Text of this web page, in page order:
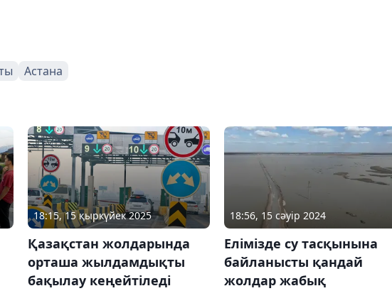
Астана
18:15, 15 қыркүйек 2025
Қазақстан жолдарында
орташа жылдамдықты
бақылау кеңейтіледі
18:56, 15 сәуір 2024
Елімізде су тасқынына
байланысты қандай
жолдар жабық